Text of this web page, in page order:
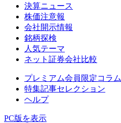
決算ニュース
株価注意報
会社開示情報
銘柄探検
人気テーマ
ネット証券会社比較
プレミアム会員限定コラム
特集記事セレクション
ヘルプ
PC版を表示